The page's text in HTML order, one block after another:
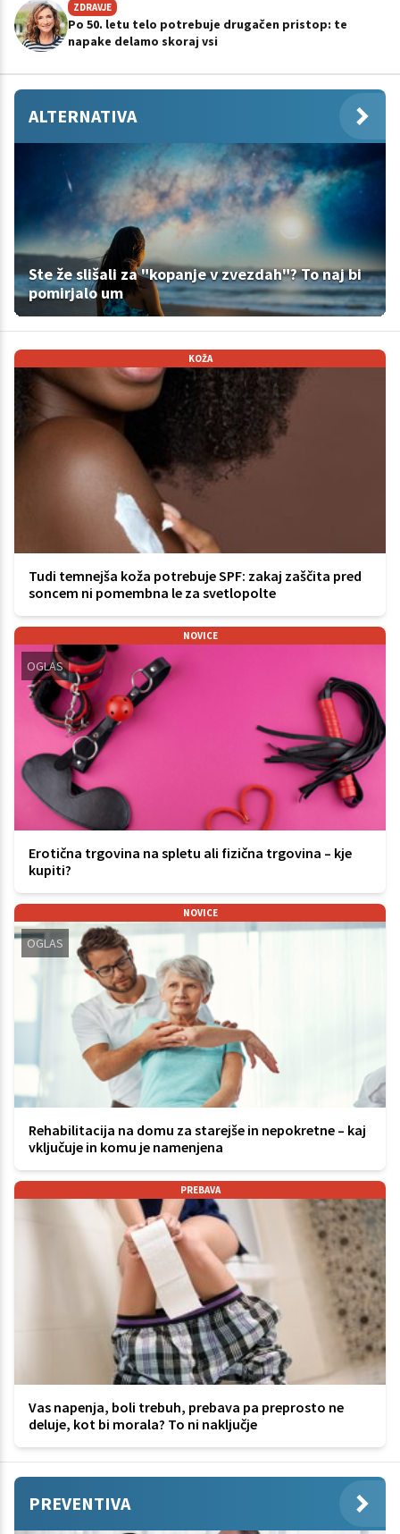
ZDRAVJE
Po 50. letu telo potrebuje drugačen pristop: te
napake delamo skoraj vsi
ALTERNATIVA
Ste že slišali za "kopanje v zvezdah"? To naj bi
pomirjalo um
KOŽA
Tudi temnejša koža potrebuje SPF: zakaj zaščita pred
soncem ni pomembna le za svetlopolte
NOVICE
OGLAS
Erotična trgovina na spletu ali fizična trgovina – kje
kupiti?
NOVICE
OGLAS
Rehabilitacija na domu za starejše in nepokretne – kaj
vključuje in komu je namenjena
PREBAVA
Vas napenja, boli trebuh, prebava pa preprosto ne
deluje, kot bi morala? To ni naključje
PREVENTIVA